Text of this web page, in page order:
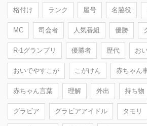
格付け ランク 屋号 名脇役
MC 司会者 人気番組 優勝
R-1グランプリ 優勝者 歴代 お
おいでやすこが こがけん 赤ちゃん
赤ちゃん言葉 理解 外出 持ち物
グラビア グラビアアイドル タモリ